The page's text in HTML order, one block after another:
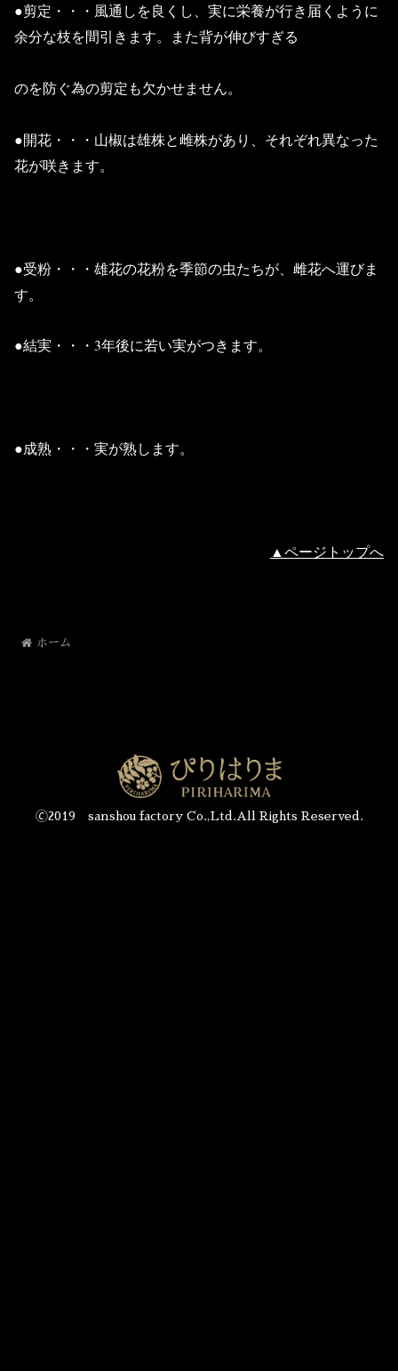
●剪定・・・風通しを良くし、実に栄養が行き届くように
余分な枝を間引きます。また背が伸びすぎる
のを防ぐ為の剪定も欠かせません。
●開花・・・山椒は雄株と雌株があり、それぞれ異なった
花が咲きます。
●受粉・・・雄花の花粉を季節の虫たちが、雌花へ運びま
す。
●結実・・・3年後に若い実がつきます。
●成熟・・・実が熟します。
▲ページトップへ
ホーム
🄫2019 sanshou factory Co.,Ltd.All Rights Reserved.